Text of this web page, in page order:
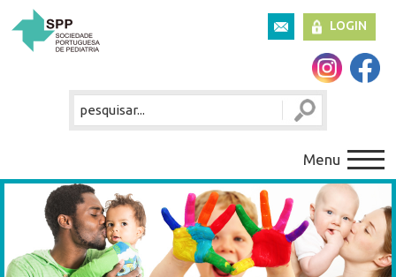
LOGIN
Menu